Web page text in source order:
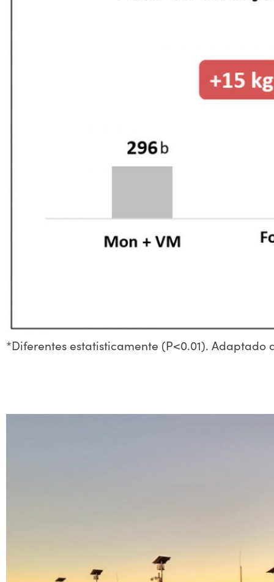
*Diferentes estatisticamente (P<0.01). Adaptado